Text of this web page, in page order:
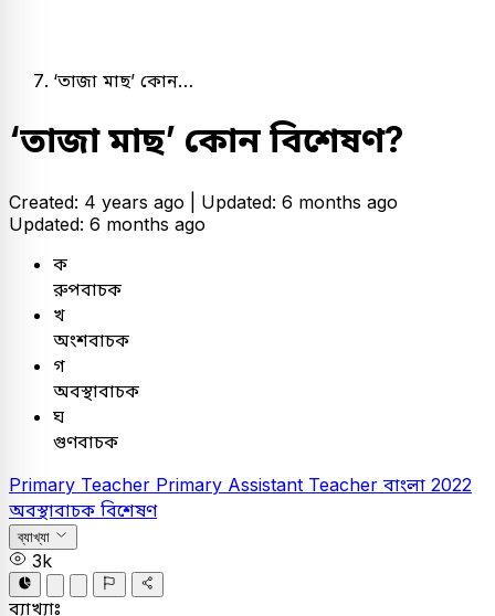
‘তাজা মাছ’ কোন…
‘তাজা মাছ’ কোন বিশেষণ?
Created: 4 years ago | Updated: 6 months ago
Updated: 6 months ago
ক
রুপবাচক
খ
অংশবাচক
গ
অবস্থাবাচক
ঘ
গুণবাচক
Primary Teacher Primary Assistant Teacher বাংলা 2022
অবস্থাবাচক বিশেষণ
ব্যাখ্যা
3k
ব্যাখ্যাঃ